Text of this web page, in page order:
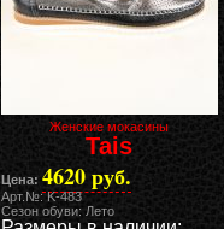
Женские мокасины
Tais
Цена: 4620 руб.
Арт.№: K-483
Сезон обуви: Лето